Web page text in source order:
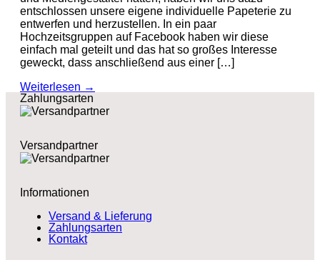
entschlossen unsere eigene individuelle Papeterie zu
entwerfen und herzustellen. In ein paar
Hochzeitsgruppen auf Facebook haben wir diese
einfach mal geteilt und das hat so großes Interesse
geweckt, dass anschließend aus einer […]
Weiterlesen →
Zahlungsarten
Versandpartner
Informationen
Versand & Lieferung
Zahlungsarten
Kontakt